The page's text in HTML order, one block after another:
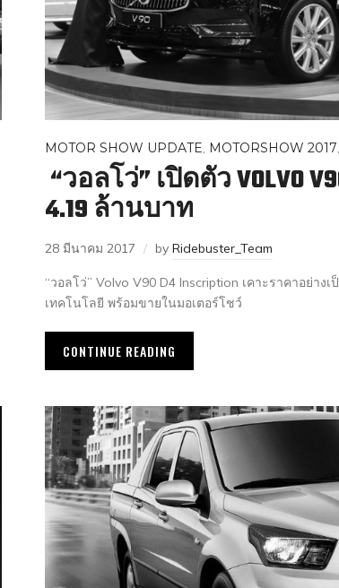
MOTOR SHOW UPDATE, MOTORSHOW 2017,
“วอลโว่” เปิดตัว VOLVO
4.19 ล้านบาท
28 มีนาคม 2017 by Ridebuster_Team
“วอลโว่” Volvo V90 D4 Inscription เคาะราคาอย่าง
เทคโนโลยี พร้อมขายในมอเตอร์โชว์
CONTINUE READING